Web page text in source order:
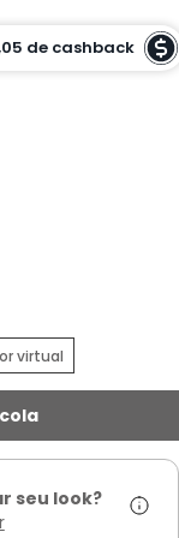
de cashback
virtual
seu look?